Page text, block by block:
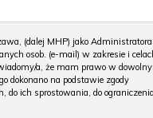
(dalej MHP) jako Administratora
osob. (e-mail) w zakresie i
a, że mam prawo w
dokonano na podstawie zgody
do ich sprostowania, do ograniczenia